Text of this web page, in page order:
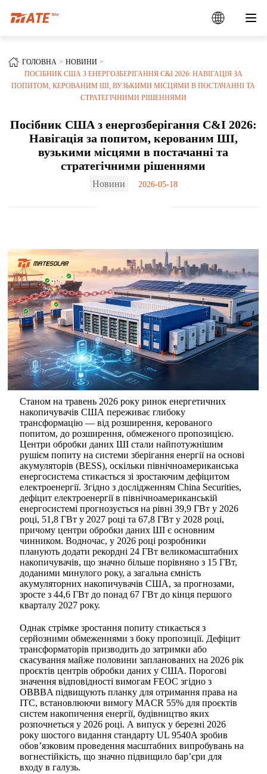
ГОЛОВНА
НОВИНИ
ПОСІБНИК США З ЕНЕРГОЗБЕРІГАННЯ C&I 2026: НАВІГАЦІЯ ЗА
ПОПИТОМ, КЕРОВАНИМ ШІ, ВУЗЬКИМИ МІСЦЯМИ В ПОСТАЧАННІ ТА
СТРАТЕГІЧНИМИ РІШЕННЯМИ
Посібник США з енергозберігання C&I 2026:
Навігація за попитом, керованим ШІ,
вузькими місцями в постачанні та
стратегічними рішеннями
Новини 2026-05-18
Станом на травень 2026 року ринок енергетичних
накопичувачів США переживає глибоку
трансформацію — від розширення, керованого
попитом, до розширення, обмеженого пропозицією.
Центри обробки даних ШІ стали найпотужнішим
рушієм попиту на системи зберігання енергії на основі
акумуляторів (BESS), оскільки північноамериканська
енергосистема стикається зі зростаючим дефіцитом
електроенергії. Згідно з дослідженням China Securities,
дефіцит електроенергії в північноамериканській
енергосистемі прогнозується на рівні 39,9 ГВт у 2026
році, 51,8 ГВт у 2027 році та 67,8 ГВт у 2028 році,
причому центри обробки даних ШІ є основним
чинником. Водночас, у 2026 році розробники
планують додати рекордні 24 ГВт великомасштабних
накопичувачів, що значно більше порівняно з 15 ГВт,
доданими минулого року, а загальна ємність
акумуляторних накопичувачів США, за прогнозами,
зросте з 44,6 ГВт до понад 67 ГВт до кінця першого
кварталу 2027 року.
Однак стрімке зростання попиту стикається з
серйозними обмеженнями з боку пропозиції. Дефіцит
трансформаторів призводить до затримки або
скасування майже половини запланованих на 2026 рік
проєктів центрів обробки даних у США. Порогові
значення відповідності вимогам FEOC згідно з
OBBBA підвищують планку для отримання права на
ITC, встановлюючи вимогу MACR 55% для проєктів
систем накопичення енергії, будівництво яких
розпочнеться у 2026 році. А випуск у березні 2026
року шостого видання стандарту UL 9540A зробив
обов’язковим проведення масштабних випробувань на
вогнестійкість, що значно підвищило бар’єри для
входу в галузь.